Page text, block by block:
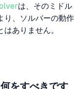
は、そのミドル
り、ソルバーの動作
ありません。
をすべきです